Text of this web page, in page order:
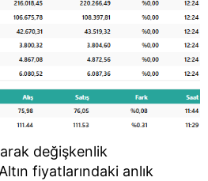
değişkenlik
fiyatlarındaki anlık